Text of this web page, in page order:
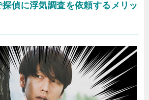
偵に浮気調査を依頼するメリッ